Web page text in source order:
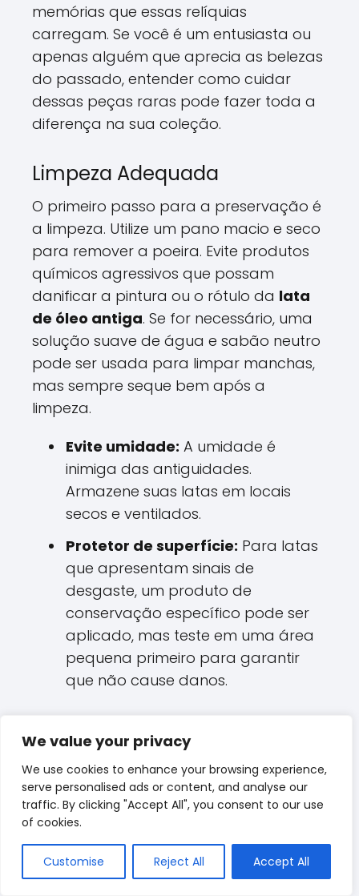
We value your privacy
We use cookies to enhance your browsing experience,
serve personalised ads or content, and analyse our
traffic. By clicking "Accept All", you consent to our use
of cookies.
Customise Reject All Accept All
memórias que essas relíquias
carregam. Se você é um entusiasta ou
apenas alguém que aprecia as belezas
do passado, entender como cuidar
dessas peças raras pode fazer toda a
diferença na sua coleção.
Limpeza Adequada
O primeiro passo para a preservação é
a limpeza. Utilize um pano macio e seco
para remover a poeira. Evite produtos
químicos agressivos que possam
danificar a pintura ou o rótulo da lata
de óleo antiga. Se for necessário, uma
solução suave de água e sabão neutro
pode ser usada para limpar manchas,
mas sempre seque bem após a
limpeza.
Evite umidade: A umidade é
inimiga das antiguidades.
Armazene suas latas em locais
secos e ventilados.
Protetor de superfície: Para latas
que apresentam sinais de
desgaste, um produto de
conservação específico pode ser
aplicado, mas teste em uma área
pequena primeiro para garantir
que não cause danos.
Armazenamento Correto
O local onde você guarda suas latas de
óleo é crucial. Utilize prateleiras ou
vitrines que ofereçam proteção contra
a luz direta e mudanças bruscas de
temperatura. Quando possível,
mantenha suas latas em caixas de